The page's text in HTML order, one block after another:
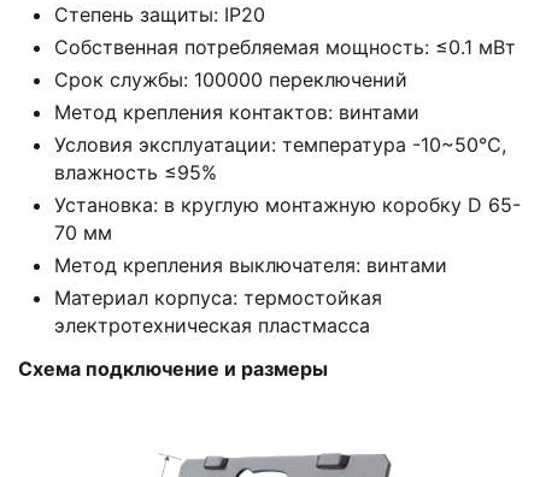
Степень защиты: IP20
Собственная потребляемая мощность: ≤0.1 мВт
Срок службы: 100000 переключений
Метод крепления контактов: винтами
Условия эксплуатации: температура -10~50℃,
влажность ≤95%
Установка: в круглую монтажную коробку D 65-
70 мм
Метод крепления выключателя: винтами
Материал корпуса: термостойкая
электротехническая пластмасса
Схема подключение и размеры